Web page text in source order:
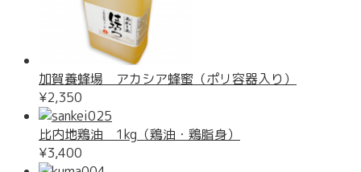
加賀養蜂場 アカシア蜂蜜（ポリ容器入り）
¥2,350
比内地鶏油 1kg（鶏油・鶏脂身）
¥3,400